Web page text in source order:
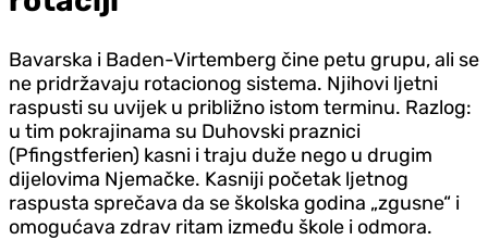
Bavarska i Baden-Virtemberg čine petu grupu, ali se
ne pridržavaju rotacionog sistema. Njihovi ljetni
raspusti su uvijek u približno istom terminu. Razlog:
u tim pokrajinama su Duhovski praznici
(Pfingstferien) kasni i traju duže nego u drugim
dijelovima Njemačke. Kasniji početak ljetnog
raspusta sprečava da se školska godina „zgusne“ i
omogućava zdrav ritam između škole i odmora.